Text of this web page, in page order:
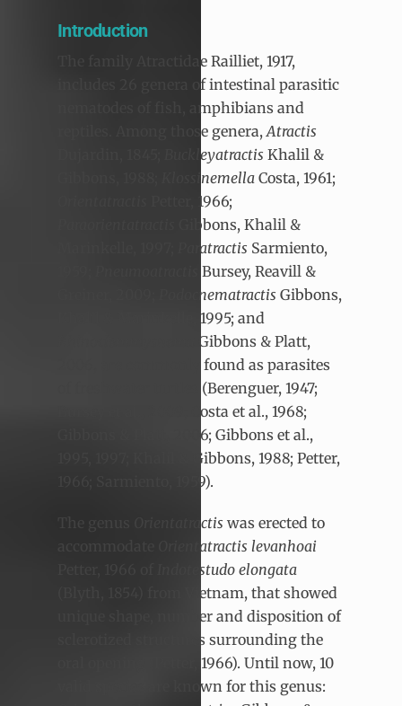
Introduction
The family Atractidae Railliet, 1917,
includes 26 genera of intestinal parasitic
nematodes of fish, amphibians and
reptiles. Among those genera, Atractis
Buckleyatractis Khalil &
Klossinemella Costa, 1961;
Petter, 1966;
Gibbons, Khalil &
Paratractis Sarmiento,
Bursey, Reavill &
Podocnematractis Gibbons,
Khalil & Marinkelle, 1995; and
Gibbons & Platt,
2006, are commonly found as parasites
of freshwater turtles (Berenguer, 1947;
Bursey et al., 2009; Costa et al., 1968;
Gibbons & Platt, 2006; Gibbons et al.,
1995, 1997; Khalil & Gibbons, 1988; Petter,
1966; Sarmiento, 1959).
Orientatractis was erected to
Orientatractis levanhoai
Indotestudo elongata
(Blyth, 1854) from Vietnam, that showed
unique shape, number and disposition of
sclerotized structures surrounding the
oral opening (Petter, 1966). Until now, 10
valid species are known for this genus: